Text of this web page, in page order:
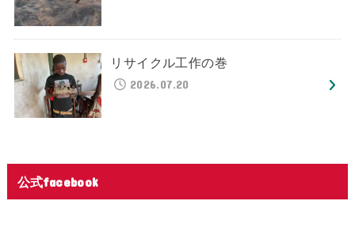
リサイクル工作の巻
2026.07.20
公式facebook